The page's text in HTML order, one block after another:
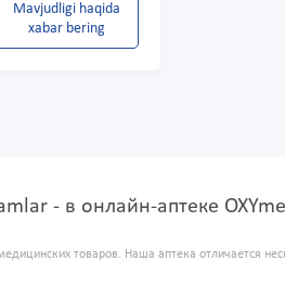
Mavjudligi haqida
xabar bering
- в онлайн-аптеке
товаров. Наша аптека отличается